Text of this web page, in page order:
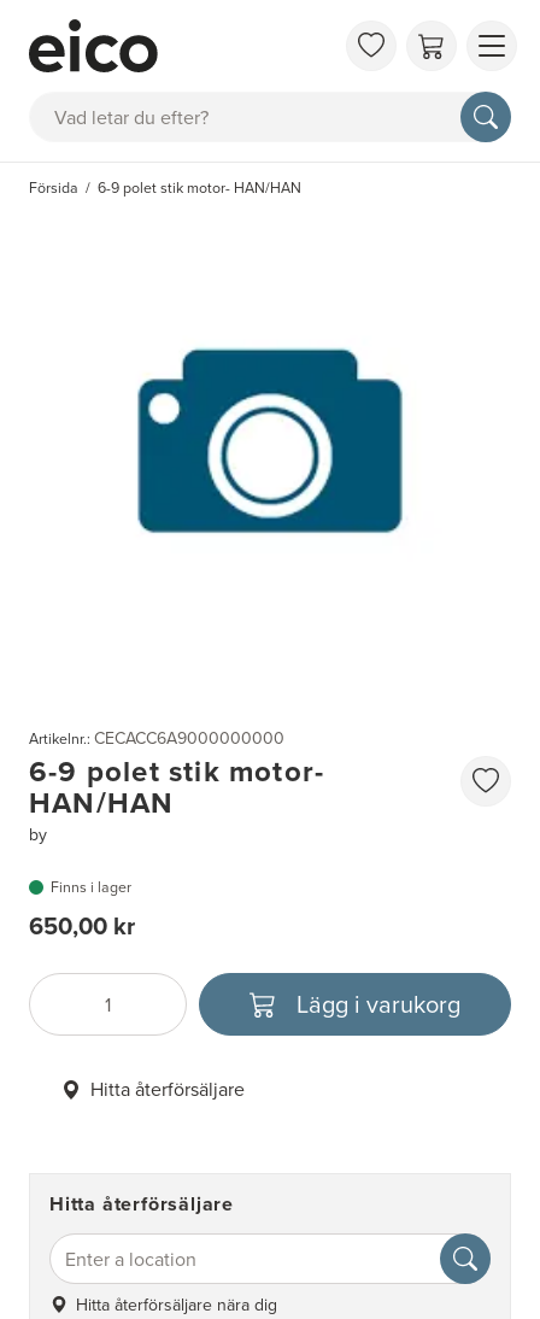
Sök
OM
FAQ
Försida 6-9 polet stik motor- HAN/HAN
Artikelnr.: CECACC6A9000000000
6-9 polet stik motor-
HAN/HAN
by
Finns i lager
650,00 kr
Antal
Välj enhet Lägg i varukorg
Hitta återförsäljare
Hitta återförsäljare
Hitta återförsäljare nära dig